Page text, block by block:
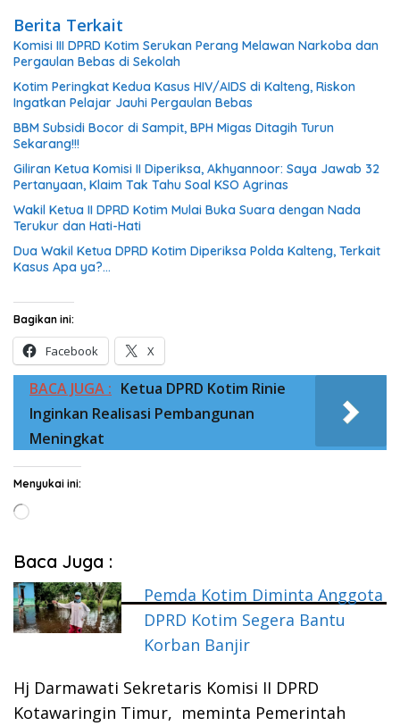
Berita Terkait
Komisi III DPRD Kotim Serukan Perang Melawan Narkoba dan
Pergaulan Bebas di Sekolah
Kotim Peringkat Kedua Kasus HIV/AIDS di Kalteng, Riskon
Ingatkan Pelajar Jauhi Pergaulan Bebas
BBM Subsidi Bocor di Sampit, BPH Migas Ditagih Turun
Sekarang!!!
Giliran Ketua Komisi II Diperiksa, Akhyannoor: Saya Jawab 32
Pertanyaan, Klaim Tak Tahu Soal KSO Agrinas
Wakil Ketua II DPRD Kotim Mulai Buka Suara dengan Nada
Terukur dan Hati-Hati
Dua Wakil Ketua DPRD Kotim Diperiksa Polda Kalteng, Terkait
Kasus Apa ya?…
Bagikan ini:
Facebook X
BACA JUGA : Ketua DPRD Kotim Rinie
Inginkan Realisasi Pembangunan
Meningkat
Menyukai ini:
Memuat...
Baca Juga :
Pemda Kotim Diminta Anggota
DPRD Kotim Segera Bantu
Korban Banjir
Hj Darmawati Sekretaris Komisi II DPRD
Kotawaringin Timur, meminta Pemerintah